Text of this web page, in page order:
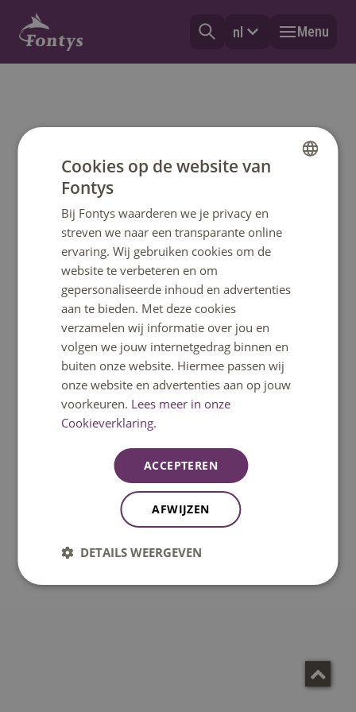
nl Menu
Cookies op de website van
Fontys
Bij Fontys waarderen we je privacy en
streven we naar een transparante online
ervaring. Wij gebruiken cookies om de
website te verbeteren en om
gepersonaliseerde inhoud en advertenties
aan te bieden. Met deze cookies
verzamelen wij informatie over jou en
volgen we jouw internetgedrag binnen en
buiten onze website. Hiermee passen wij
onze website en advertenties aan op jouw
voorkeuren. Lees meer in onze
Cookieverklaring.
ACCEPTEREN
AFWIJZEN
DETAILS WEERGEVEN